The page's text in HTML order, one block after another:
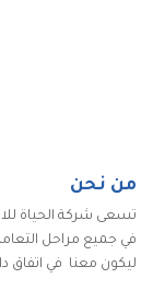
من نحن
تسعى شركة الحياة
في جميع مراحل
ليكون معنا في اتفاق